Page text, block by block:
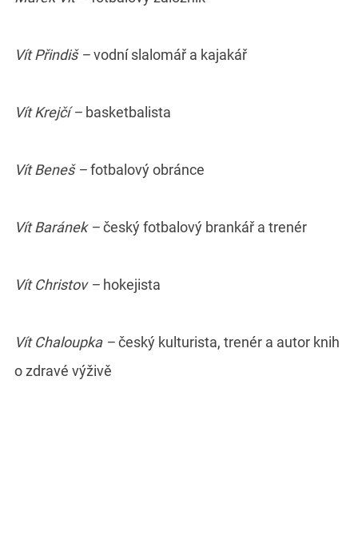
Vít Přindiš –vodní slalomář a kajakář
Vít Krejčí – basketbalista
Vít Beneš –fotbalový obránce
Vít Baránek –český fotbalový brankář a trenér
Vít Christov – hokejista
Vít Chaloupka –český kulturista, trenér a autor knih
o zdravé výživě